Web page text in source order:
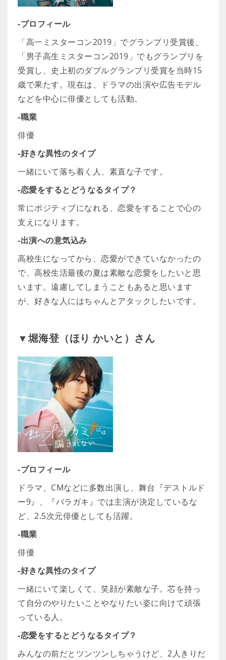
-プロフィール
「高一ミスターコン2019」でグランプリ受賞後、
「男子高生ミスターコン2019」でもグランプリを
受賞し、史上初のダブルグランプリ受賞を当時15
歳で果たす。現在は、ドラマの出演や広告モデル
などを中心に俳優としても活動。
-職業
俳優
-好きな異性のタイプ
一緒にいて落ち着く人、素直な子です。
-恋愛をするとどうなるタイプ？
常にポジティブになれる、恋愛をすることで心の
支えになります。
-出演への意気込み
高校生になってから、恋愛ができていなかったの
で、高校生活最後の夏は素敵な恋愛をしたいと思
います。遠慮してしまうこともあると思います
が、好きな人にはちゃんとアタックしたいです。
▼堀海登（ほり かいと）さん
-プロフィール
ドラマ、CMなどに多数出演し、舞台『デストルド
ー9』、『バラガキ』では主演が決定しているな
ど、2.5次元俳優としても活躍。
-職業
俳優
-好きな異性のタイプ
一緒にいて楽しくて、笑顔が素敵な子。芯を持っ
て自分のやりたいことやなりたい姿に向けて頑張
っている人。
-恋愛をするとどうなるタイプ？
みんなの前だとツンツンしちゃうけど、2人きりだ